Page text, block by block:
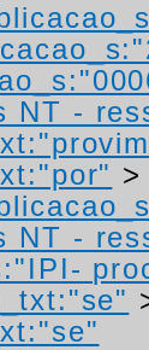
NT -
>
NT -